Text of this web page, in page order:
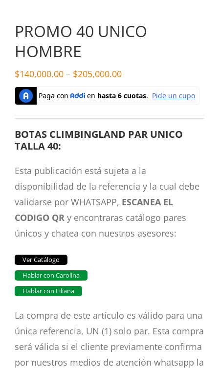
PROMO 40 UNICO
HOMBRE
$140,000.00 – $205,000.00
BOTAS CLIMBINGLAND PAR UNICO
TALLA 40:
Esta publicación está sujeta a la
disponibilidad de la referencia y la cual debe
validarse por WHATSAPP, ESCANEA EL
CODIGO QR y encontraras catálogo pares
únicos y chatea con nuestros asesores:
Ver Catálogo
Hablar con Carolina
Hablar con Liliana
La compra de este artículo es válido para una
única referencia, UN (1) solo par. Esta compra
será válida si el cliente previamente confirma
por nuestros medios de atención whatsapp la